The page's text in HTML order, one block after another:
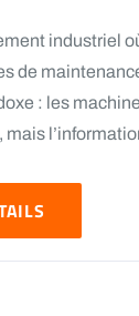
industriel
de
: les